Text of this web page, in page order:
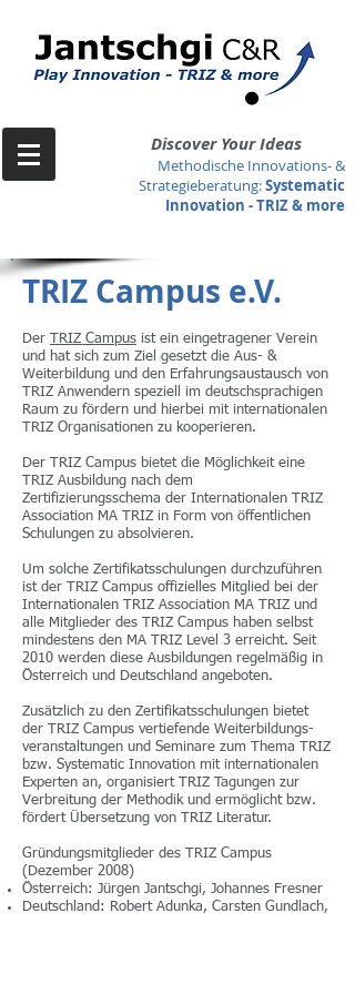
Discover Your Ideas
Methodische Innovations- &
Strategieberatung:Systematic
Innovation -TRIZ & more
TRIZ Campus e.V.
Der TRIZ Campus ist ein eingetragener Verein
und hat sich zum Ziel gesetzt die Aus- &
Weiterbildung und den Erfahrungsaustausch von
TRIZ Anwendern speziell im deutschsprachigen
Raum zu fördern und hierbei mit internationalen
TRIZ Organisationen zu kooperieren.
Der TRIZ Campus bietet die Möglichkeit eine
TRIZ Ausbildung nach dem
Zertifizierungsschema der Internationalen TRIZ
Association MA TRIZ in Form von öffentlichen
Schulungen zu absolvieren.
Um solche Zertifikatsschulungen durchzuführen
ist der TRIZ Campus offizielles Mitglied bei der
Internationalen TRIZ Association MA TRIZ und
alle Mitglieder des TRIZ Campus haben selbst
mindestens den MA TRIZ Level 3 erreicht. Seit
2010 werden diese Ausbildungen regelmäßig in
Österreich und Deutschland angeboten.
Zusätzlich zu den Zertifikatsschulungen bietet
der TRIZ Campus vertiefende Weiterbildungs-
veranstaltungen und Seminare zum Thema TRIZ
bzw. Systematic Innovation mit internationalen
Experten an, organisiert TRIZ Tagungen zur
Verbreitung der Methodik und ermöglicht bzw.
fördert Übersetzung von TRIZ Literatur.
Gründungsmitglieder des TRIZ Campus
(Dezember 2008)
Österreich: Jürgen Jantschgi, Johannes Fresner
Deutschland: Robert Adunka, Carsten Gundlach,